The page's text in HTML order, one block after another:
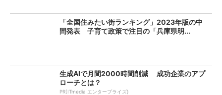
「全国住みたい街ランキング」2023年版の中
間発表 子育て政策で注目の「兵庫県明...
生成AIで月間2000時間削減 成功企業のアプ
ローチとは？
PR(ITmedia エンタープライズ)